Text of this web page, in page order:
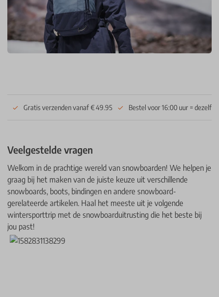
Gratis verzenden vanaf € 49.95 Bestel voor 16:00 uur =
Veelgestelde vragen
Welkom in de prachtige wereld van snowboarden! We helpen je
graag bij het maken van de juiste keuze uit verschillende
snowboards, boots, bindingen en andere snowboard-
gerelateerde artikelen. Haal het meeste uit je volgende
wintersporttrip met de snowboarduitrusting die het beste bij
jou past!